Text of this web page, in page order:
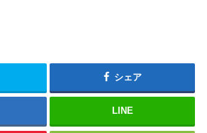
シェア
LINE